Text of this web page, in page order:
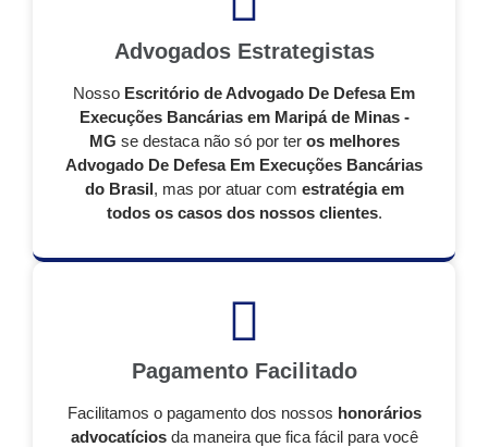
Advogados Estrategistas
Nosso Escritório de Advogado De Defesa Em
Execuções Bancárias em Maripá de Minas -
MG se destaca não só por ter os melhores
Advogado De Defesa Em Execuções Bancárias
do Brasil, mas por atuar com estratégia em
todos os casos dos nossos clientes.
Pagamento Facilitado
Facilitamos o pagamento dos nossos honorários
advocatíciosda maneira que fica fácil para você